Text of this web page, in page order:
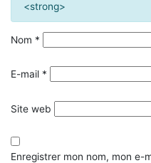
<strong>
Nom *
E-mail *
Site web
Enregistrer mon nom, mon e-